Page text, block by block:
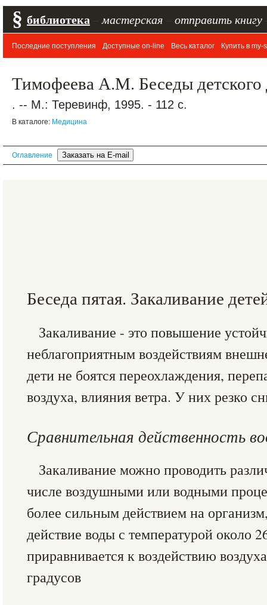
§ библиотека мастерская отправить книгу
Последние поступления Доступные on-line Весь каталог Купить в my-
Тимофеева А.М. Беседы детского
. -- М.: Теревинф, 1995. - 112 с.
В каталоге: Медицина
Оглавление
Беседа пятая. Закаливание
Закаливание - это повышение
неблагоприятным воздействиям
дети не боятся переохлаждения,
воздуха, влияния ветра. У них резко
Сравнительная действенность
Закаливание можно проводить
числе воздушными или водными
более сильным действием на
действие воды с температурой около
приравнивается к воздействию
градусов